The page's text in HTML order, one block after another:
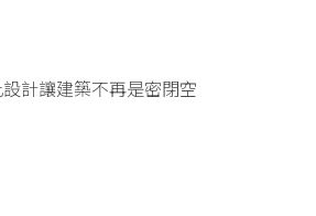
計讓建築不再是密閉空